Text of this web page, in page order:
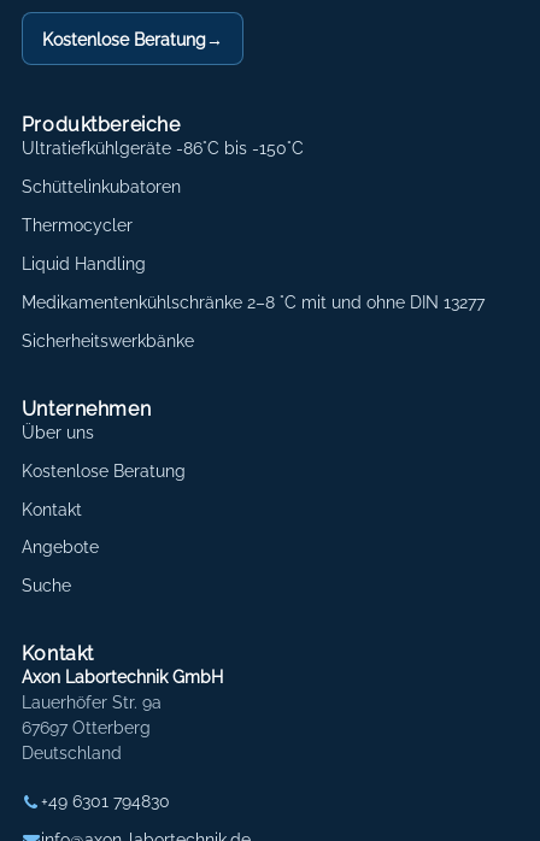
Kostenlose Beratung→
Produktbereiche
Ultratiefkühlgeräte -86°C bis -150°C
Schüttelinkubatoren
Thermocycler
Liquid Handling
Medikamentenkühlschränke 2–8 °C mit und ohne DIN 13277
Sicherheitswerkbänke
Unternehmen
Über uns
Kostenlose Beratung
Kontakt
Angebote
Suche
Kontakt
Axon Labortechnik GmbH
Lauerhöfer Str. 9a
67697 Otterberg
Deutschland
+49 6301 794830